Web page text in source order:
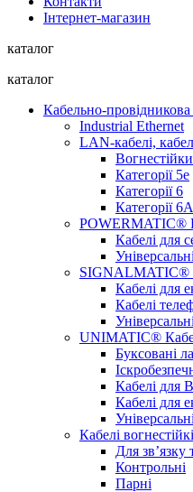
Інтернет-магазин
каталог
каталог
Кабельно-
Industrial Ethernet
LAN-кабелі,
Категорії 5е
Категорії 6
Категорії 6А
POWERMATIC®
Кабелі для
Універсальні
SIGNALMATIC®
Кабелі для
Кабелі
Універсальні
UNIMATIC®
Буксовані
Кабелі для
Кабелі для
Універсальні
Кабелі вогнестійкі
Для зв’язку
Контрольні
Парні